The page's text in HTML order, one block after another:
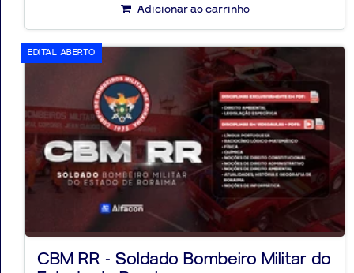
Adicionar ao carrinho
CBM RR - Soldado Bombeiro Militar do
EDITAL ABERTO